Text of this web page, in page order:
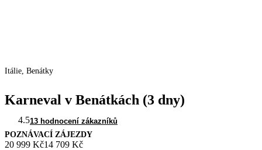
Itálie, Benátky
Karneval v Benátkách (3 dny)
4.513 hodnocení zákazníků
POZNÁVACÍ ZÁJEZDY
20 999 Kč14 709 Kč